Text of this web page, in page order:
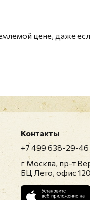
цене, даже
Контакты
+7 499 638-29-46
г Москва, пр-т
БЦ Лето, офис